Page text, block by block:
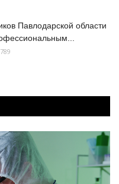
Павлодарской области
789